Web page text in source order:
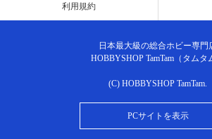
利用規約
日本最大級の総合ホビー専門
HOBBYSHOP TamTam（タムタ
(C) HOBBYSHOP TamTam.
PCサイトを表示